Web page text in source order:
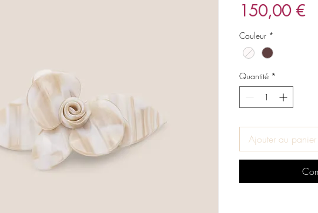
150,00 €Prix
Couleur *
Quantité *
Ajouter au panier